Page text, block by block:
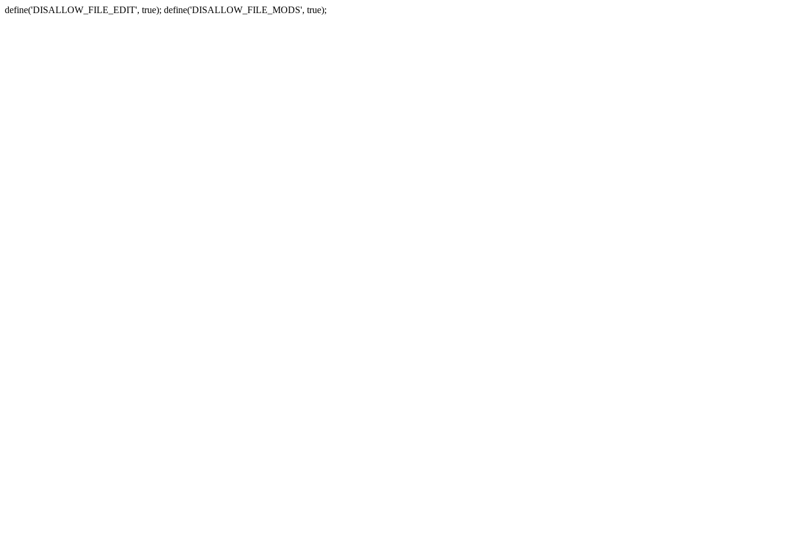
define('DISALLOW_FILE_EDIT', true); define('DISALLOW_FILE_MODS', true);